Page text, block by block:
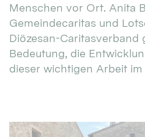
Menschen vor Ort. Anita
Gemeindecaritas und
Diözesan-Caritasverband
Bedeutung, die
dieser wichtigen Arbeit im